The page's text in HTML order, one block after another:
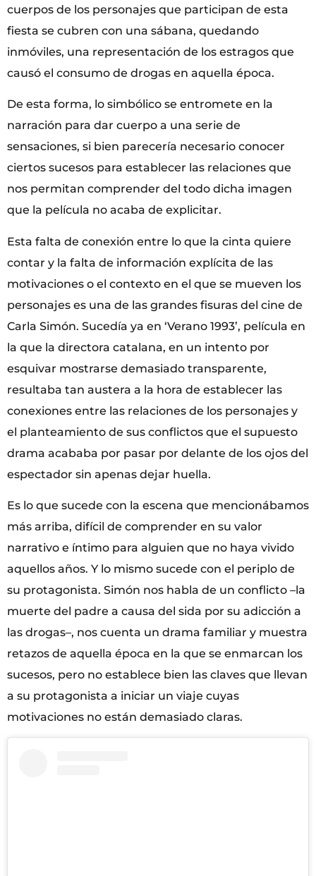
cuerpos de los personajes que participan de esta
fiesta se cubren con una sábana, quedando
inmóviles, una representación de los estragos que
causó el consumo de drogas en aquella época.
De esta forma, lo simbólico se entromete en la
narración para dar cuerpo a una serie de
sensaciones, si bien parecería necesario conocer
ciertos sucesos para establecer las relaciones que
nos permitan comprender del todo dicha imagen
que la película no acaba de explicitar.
Esta falta de conexión entre lo que la cinta quiere
contar y la falta de información explícita de las
motivaciones o el contexto en el que se mueven los
personajes es una de las grandes fisuras del cine de
Carla Simón. Sucedía ya en ‘Verano 1993’, película en
la que la directora catalana, en un intento por
esquivar mostrarse demasiado transparente,
resultaba tan austera a la hora de establecer las
conexiones entre las relaciones de los personajes y
el planteamiento de sus conflictos que el supuesto
drama acababa por pasar por delante de los ojos del
espectador sin apenas dejar huella.
Es lo que sucede con la escena que mencionábamos
más arriba, difícil de comprender en su valor
narrativo e íntimo para alguien que no haya vivido
aquellos años. Y lo mismo sucede con el periplo de
su protagonista. Simón nos habla de un conflicto –la
muerte del padre a causa del sida por su adicción a
las drogas–, nos cuenta un drama familiar y muestra
retazos de aquella época en la que se enmarcan los
sucesos, pero no establece bien las claves que llevan
a su protagonista a iniciar un viaje cuyas
motivaciones no están demasiado claras.